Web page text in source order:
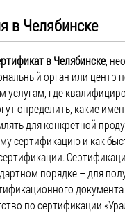
в Челябинске
в Челябинске,
орган или центр
услугам, где
определить, какие
для конкретной
сертификацию и как
порядке – для
документа
по сертификации
«Блоки оконные.
подвергся
оконные. Общие
– в него добавлены
очередь, все оконные
параллельно-выдвижного
используемое
щели по периметру